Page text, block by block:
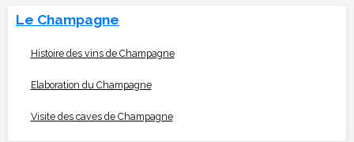
Le Champagne
Histoire des vins de Champagne
Elaboration du Champagne
Visite des caves de Champagne